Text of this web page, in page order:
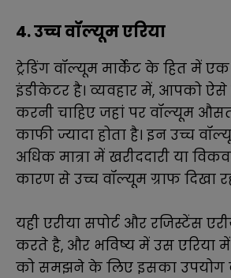
4. उच्च वॉल्यूम एरिया
ट्रेडिंग वॉल्यूम मार्केट के हित में
इंडीकेटर है। व्यवहार में, आपको ऐसे
करनी चाहिए जहां पर वॉल्यूम
काफी ज्यादा होता है। इन उच्च
अधिक मात्रा में खरीददारी या
कारण से उच्च वॉल्यूम ग्राफ दिखा
यही एरीया सपोर्ट और रजिस्टेंस
करते है, और भविष्य में उस एरिया में
को समझने के लिए इसका उपयोग